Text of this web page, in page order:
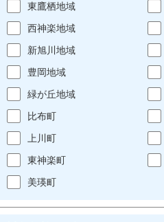
東鷹栖地域
西神楽地域
新旭川地域
豊岡地域
緑が丘地域
比布町
上川町
東神楽町
美瑛町